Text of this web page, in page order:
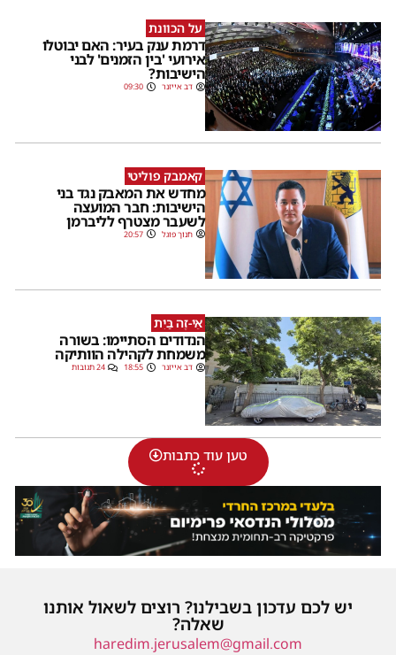
על הכוונת
דרמת ענק בעיר: האם יבוטלו
אירועי 'בין הזמנים' לבני
הישיבות?
דב אייזנר 09:30
קאמבק פוליטי
מחדש את המאבק נגד בני
הישיבות: חבר המועצה
לשעבר מצטרף לליברמן
חנוך פוגל 20:57
אֵי-זֶה בַּיִת
הנדודים הסתיימו: בשורה
משמחת לקהילה הוותיקה
דב אייזנר 18:55 24 תגובות
טען עוד כתבות
יש לכם עדכון בשבילנו? רוצים לשאול אותנו
שאלה?
haredim.jerusalem@gmail.com